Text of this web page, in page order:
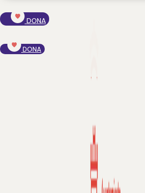
DONA
DONA